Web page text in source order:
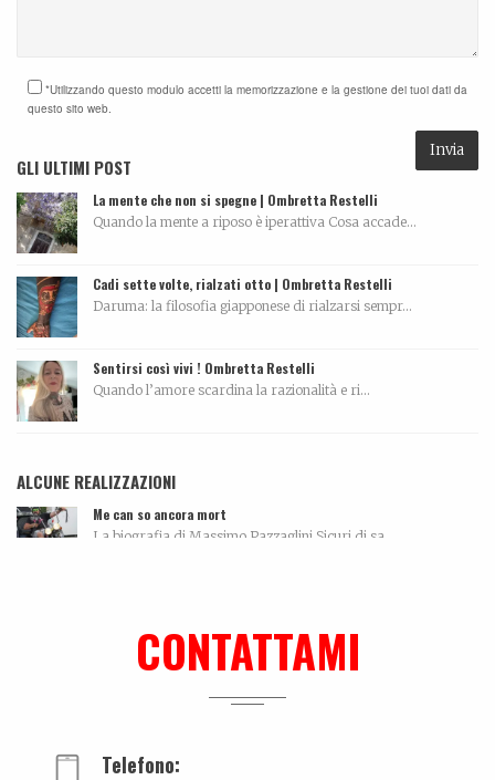
*Utilizzando questo modulo accetti la memorizzazione e la gestione dei tuoi dati da
questo sito web.
GLI ULTIMI POST
La mente che non si spegne | Ombretta Restelli
Quando la mente a riposo è iperattiva Cosa accade...
Cadi sette volte, rialzati otto | Ombretta Restelli
Daruma: la filosofia giapponese di rialzarsi sempr...
Sentirsi così vivi ! Ombretta Restelli
Quando l’amore scardina la razionalità e ri...
ALCUNE REALIZZAZIONI
Me can so ancora mort
La biografia di Massimo Pazzaglini Sicuri di sa...
Quando l’essere ripetitivo, quasi ossessivo, si...
CONTATTAMI
Telefono: